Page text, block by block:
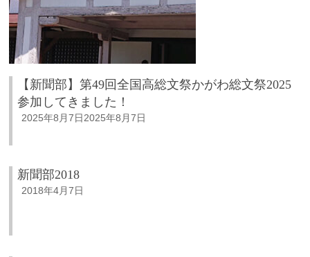
【新聞部】第49回全国高総文祭かがわ総文祭2025
参加してきました！
2025年8月7日2025年8月7日
新聞部2018
2018年4月7日